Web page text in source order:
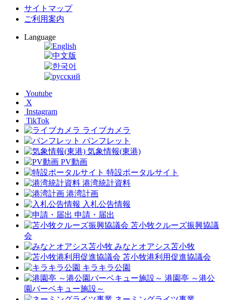
サイトマップ
ご利用案内
Language
Youtube
X
Instagram
TikTok
ライブカメラ
パンフレット
気象情報(東港)
PV動画
特設ポータルサイト
港湾統計資料
港湾計画
入札公告情報
申請・届出
苫小牧クルーズ振興協議
会
みなとオアシス苫小牧
苫小牧港利用促進協議会
キラキラ公園
港園亭 ～港公
園バーベキュー施設～